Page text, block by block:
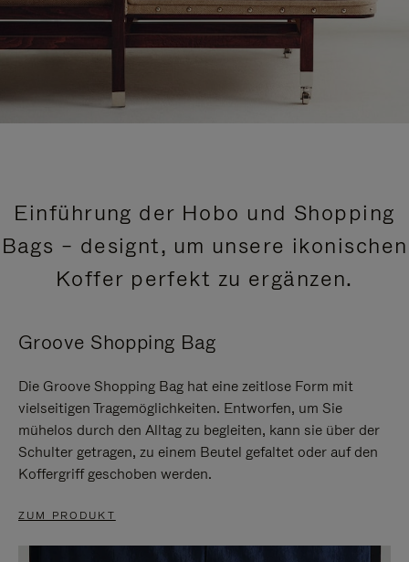
Einführung der Hobo und Shopping
Bags – designt, um unsere ikonischen
Koffer perfekt zu ergänzen.
Groove Shopping Bag
Die Groove Shopping Bag hat eine zeitlose Form mit
vielseitigen Tragemöglichkeiten. Entworfen, um Sie
mühelos durch den Alltag zu begleiten, kann sie über der
Schulter getragen, zu einem Beutel gefaltet oder auf den
Koffergriff geschoben werden.
ZUM PRODUKT